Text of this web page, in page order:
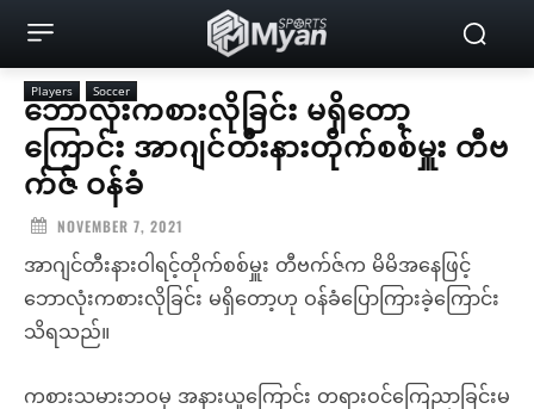
Players Soccer
ဘောလုံးကစားလိုခြင်း မရှိတော့
ကြောင်း အာဂျင်တီးနားတိုက်စစ်မှူး တီဗ
က်ဇ် ဝန်ခံ
NOVEMBER 7, 2021
အာဂျင်တီးနားဝါရင့်တိုက်စစ်မှူး တီဗက်ဇ်က မိမိအနေဖြင့်
ဘောလုံးကစားလိုခြင်း မရှိတော့ဟု ဝန်ခံပြောကြားခဲ့ကြောင်း
သိရသည်။
ကစားသမားဘဝမှ အနားယူကြောင်း တရားဝင်ကြေညာခြင်းမ